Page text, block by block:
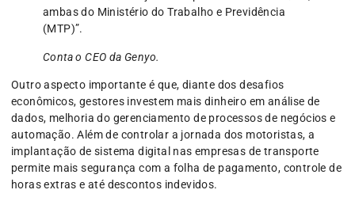
ambas do Ministério do Trabalho e Previdência
(MTP)”.
Conta o CEO da Genyo.
Outro aspecto importante é que, diante dos desafios
econômicos, gestores investem mais dinheiro em análise de
dados, melhoria do gerenciamento de processos de negócios e
automação. Além de controlar a jornada dos motoristas, a
implantação de sistema digital nas empresas de transporte
permite mais segurança com a folha de pagamento, controle de
horas extras e até descontos indevidos.